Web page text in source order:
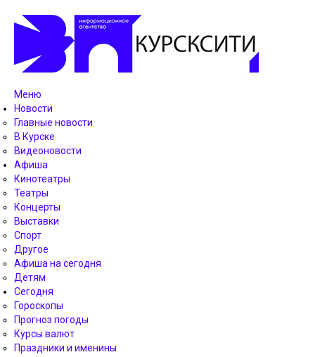
Меню
Новости
Главные новости
В Курске
Видеоновости
Афиша
Кинотеатры
Театры
Концерты
Выставки
Спорт
Другое
Афиша на сегодня
Детям
Сегодня
Гороскопы
Прогноз погоды
Курсы валют
Праздники и именины